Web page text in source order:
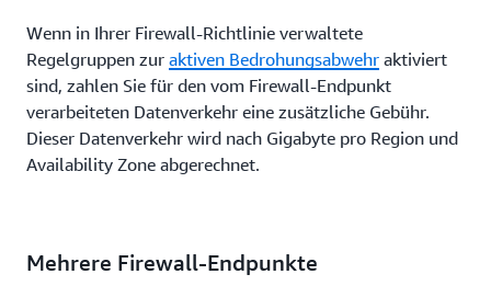
Wenn in Ihrer Firewall-Richtlinie verwaltete
Regelgruppen zur aktiven Bedrohungsabwehr aktiviert
sind, zahlen Sie für den vom Firewall-Endpunkt
verarbeiteten Datenverkehr eine zusätzliche Gebühr.
Dieser Datenverkehr wird nach Gigabyte pro Region und
Availability Zone abgerechnet.
Mehrere Firewall-Endpunkte